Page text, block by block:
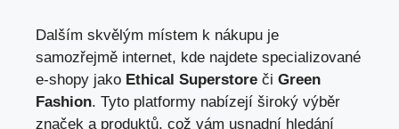
Dalším skvělým místem k nákupu je
samozřejmě internet, kde najdete specializované
e-shopy jako Ethical Superstore či Green
Fashion. Tyto platformy nabízejí široký výběr
značek a produktů, což vám usnadní hledání